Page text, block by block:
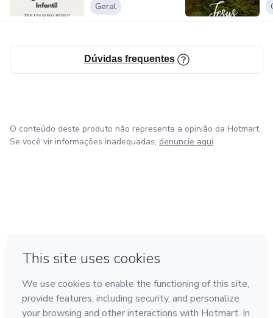
Geral
Dúvidas frequentes
O conteúdo deste produto não representa a opinião da Hotmart.
Se você vir informações inadequadas, denuncie aqui
Feito com ❤ em Bogotá